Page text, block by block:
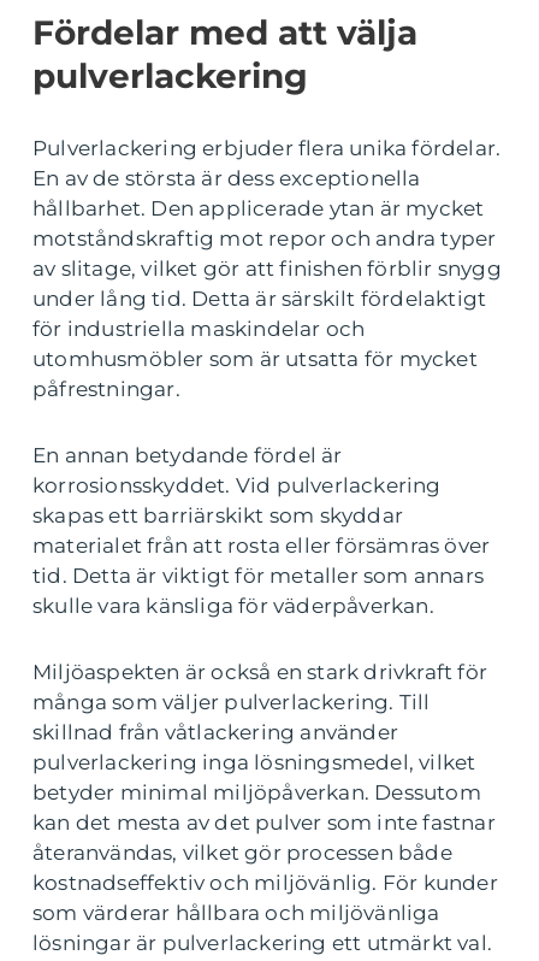
Fördelar med att välja
pulverlackering
Pulverlackering erbjuder flera unika fördelar.
En av de största är dess exceptionella
hållbarhet. Den applicerade ytan är mycket
motståndskraftig mot repor och andra typer
av slitage, vilket gör att finishen förblir snygg
under lång tid. Detta är särskilt fördelaktigt
för industriella maskindelar och
utomhusmöbler som är utsatta för mycket
påfrestningar.
En annan betydande fördel är
korrosionsskyddet. Vid pulverlackering
skapas ett barriärskikt som skyddar
materialet från att rosta eller försämras över
tid. Detta är viktigt för metaller som annars
skulle vara känsliga för väderpåverkan.
Miljöaspekten är också en stark drivkraft för
många som väljer pulverlackering. Till
skillnad från våtlackering använder
pulverlackering inga lösningsmedel, vilket
betyder minimal miljöpåverkan. Dessutom
kan det mesta av det pulver som inte fastnar
återanvändas, vilket gör processen både
kostnadseffektiv och miljövänlig. För kunder
som värderar hållbara och miljövänliga
lösningar är pulverlackering ett utmärkt val.